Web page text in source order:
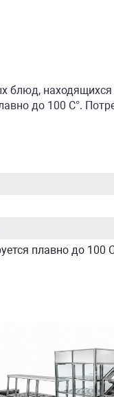
находящихся
до 100 С°.
плавно до 100